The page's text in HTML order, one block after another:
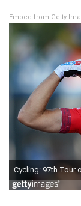
Embed from Getty